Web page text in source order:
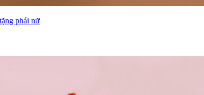
phái nữ